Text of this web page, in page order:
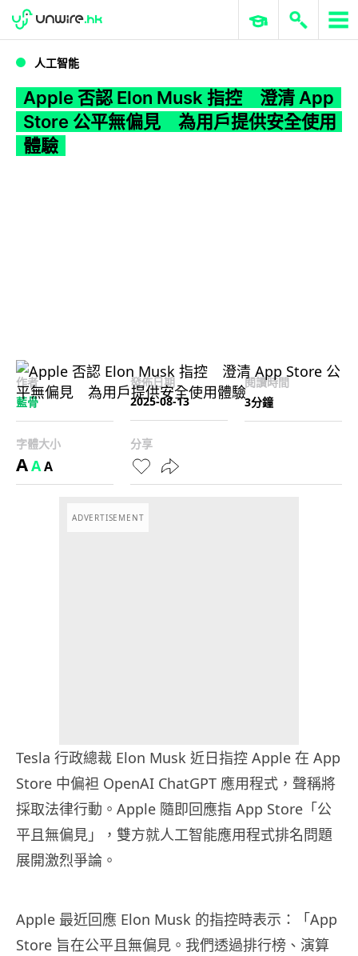
WWDC 2026 ERP 與商業 AI
人工智能
Apple 否認 Elon Musk 指控 澄清 App
Store 公平無偏見 為用戶提供安全使用
體驗
作者
藍骨
發佈日期
2025-08-13
閱讀時間
3分鐘
字體大小
AAA
分享
ADVERTISEMENT
Tesla 行政總裁 Elon Musk 近日指控 Apple 在 App
Store 中偏袒 OpenAI ChatGPT 應用程式，聲稱將
採取法律行動。Apple 隨即回應指 App Store「公
平且無偏見」，雙方就人工智能應用程式排名問題
展開激烈爭論。
Apple 最近回應 Elon Musk 的指控時表示：「App
Store 旨在公平且無偏見。我們透過排行榜、演算